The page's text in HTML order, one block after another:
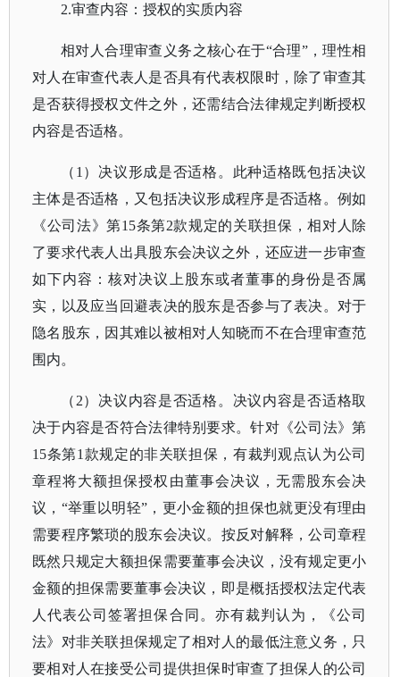
2.审查内容：授权的实质内容
相对人合理审查义务之核心在于“合理”，理性相
对人在审查代表人是否具有代表权限时，除了审查其
是否获得授权文件之外，还需结合法律规定判断授权
内容是否适格。
（ 1）决议形成是否适格。此种适格既包括决议
主体是否适格，又包括决议形成程序是否适格。例如
《公司法》第15条第2款规定的关联担保，相对人除
了要求代表人出具股东会决议之外，还应进一步审查
如下内容：核对决议上股东或者董事的身份是否属
实，以及应当回避表决的股东是否参与了表决。对于
隐名股东，因其难以被相对人知晓而不在合理审查范
围内。
（ 2）决议内容是否适格。决议内容是否适格取
决于内容是否符合法律特别要求。针对《公司法》第
15条第1款规定的非关联担保，有裁判观点认为公司
章程将大额担保授权由董事会决议，无需股东会决
议，“举重以明轻”，更小金额的担保也就更没有理由
需要程序繁琐的股东会决议。按反对解释，公司章程
既然只规定大额担保需要董事会决议，没有规定更小
金额的担保需要董事会决议，即是概括授权法定代表
人代表公司签署担保合同。亦有裁判认为，《公司
法》对非关联担保规定了相对人的最低注意义务，只
要相对人在接受公司提供担保时审查了担保人的公司